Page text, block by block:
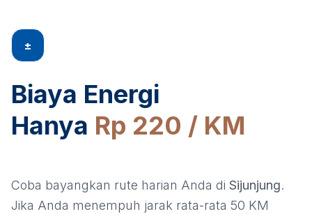
±
Biaya Energi
Hanya Rp 220 / KM
Coba bayangkan rute harian Anda di Sijunjung.
Jika Anda menempuh jarak rata-rata 50 KM